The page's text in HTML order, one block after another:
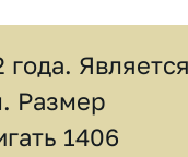
Размер
1406